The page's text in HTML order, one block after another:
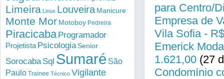
para Centro/
Empresa de
Vila Sofia -
Emerick
1.621,00 (27
Condomínio
Limeira Linux Louveira Manicure
Monte Mor Motoboy Pedreira
Piracicaba Programador
Projetista PsicologiaSenior
Sorocaba Sql Sumaré São
Paulo Trainee Técnico Vigilante